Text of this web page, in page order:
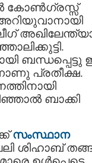
കോൺഗ്രസ്സ്
ബന്ധപ്പെട്ടു
പ്രതീക്ഷ.
ബാക്കി
സംസ്ഥാന
ശിഹാബ്